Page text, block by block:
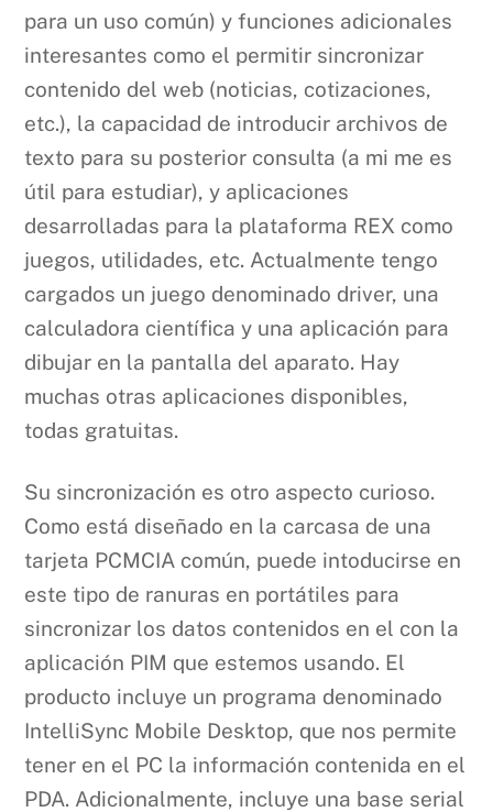
para un uso común) y funciones adicionales
interesantes como el permitir sincronizar
contenido del web (noticias, cotizaciones,
etc.), la capacidad de introducir archivos de
texto para su posterior consulta (a mi me es
útil para estudiar), y aplicaciones
desarrolladas para la plataforma REX como
juegos, utilidades, etc. Actualmente tengo
cargados un juego denominado driver, una
calculadora científica y una aplicación para
dibujar en la pantalla del aparato. Hay
muchas otras aplicaciones disponibles,
todas gratuitas.
Su sincronización es otro aspecto curioso.
Como está diseñado en la carcasa de una
tarjeta PCMCIA común, puede intoducirse en
este tipo de ranuras en portátiles para
sincronizar los datos contenidos en el con la
aplicación PIM que estemos usando. El
producto incluye un programa denominado
IntelliSync Mobile Desktop, que nos permite
tener en el PC la información contenida en el
PDA. Adicionalmente, incluye una base serial